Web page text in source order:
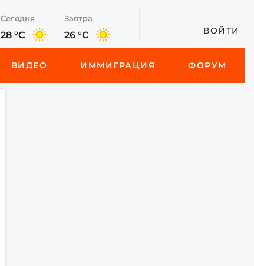
Сегодня
28 °C
Завтра
26 °C ВОЙТИ
ВИДЕО ИММИГРАЦИЯ ФОРУМ